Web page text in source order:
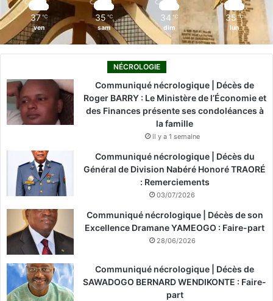
37 ℃
ven
35 ℃
sam
34 ℃
dim
35 ℃
lun
NÉCROLOGIE
Communiqué nécrologique | Décès de
Roger BARRY : Le Ministère de l’Économie et
des Finances présente ses condoléances à
la famille
il y a 1 semaine
Communiqué nécrologique | Décès du
Général de Division Nabéré Honoré TRAORÉ
: Remerciements
03/07/2026
Communiqué nécrologique | Décès de son
Excellence Dramane YAMEOGO : Faire-part
28/06/2026
Communiqué nécrologique | Décès de
SAWADOGO BERNARD WENDIKONTE : Faire-
part